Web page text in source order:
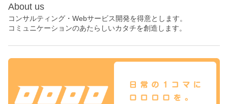
About us
コンサルティング・Webサービス開発を得意とします。
コミュニケーションのあたらしいカタチを創造します。